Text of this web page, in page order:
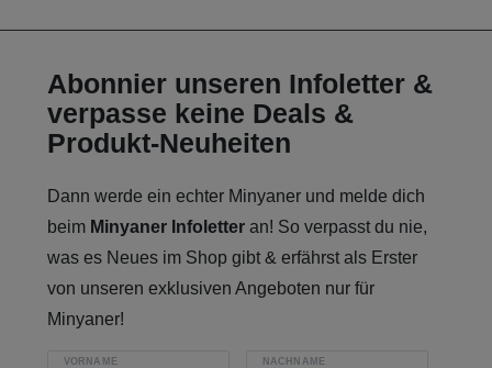
Abonnier unseren Infoletter &
verpasse keine Deals &
Produkt-Neuheiten
Dann werde ein echter Minyaner und melde dich
beim Minyaner Infoletter an! So verpasst du nie,
was es Neues im Shop gibt & erfährst als Erster
von unseren exklusiven Angeboten nur für
Minyaner!
VORNAME NACHNAME